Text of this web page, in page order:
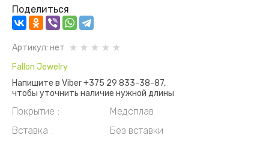
Поделиться
Артикул: нет
Fallon Jewelry
Напишите в Viber +375 29 833-38-87,
чтобы уточнить наличие нужной длины
Покрытие
Медсплав
Вставка
Без вставки